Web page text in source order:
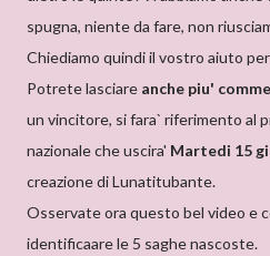
spugna, niente da fare, non
Chiediamo quindi il vostro aiuto
Potrete lasciare anche piu'
un vincitore, si fara` riferimento al
nazionale che uscira' Martedi 15
creazione di Lunatitubante.
Osservate ora questo bel video e
identificaare le 5 saghe nascoste.